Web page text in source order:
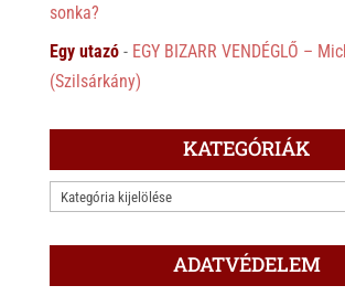
sonka?
Egy utazó- EGY BIZARR VENDÉGLŐ –
(Szilsárkány)
KATEGÓRIÁK
KATEGÓRIÁK
ADATVÉDELEM